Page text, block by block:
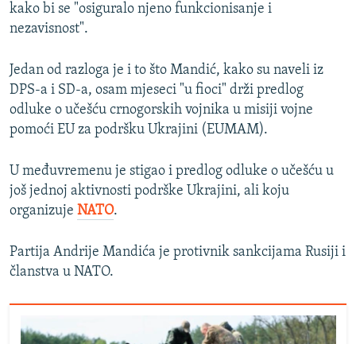
kako bi se "osiguralo njeno funkcionisanje i
nezavisnost".
Jedan od razloga je i to što Mandić, kako su naveli iz
DPS-a i SD-a, osam mjeseci "u fioci" drži predlog
odluke o učešću crnogorskih vojnika u misiji vojne
pomoći EU za podršku Ukrajini (EUMAM).
U međuvremenu je stigao i predlog odluke o učešću u
još jednoj aktivnosti podrške Ukrajini, ali koju
organizuje NATO.
Partija Andrije Mandića je protivnik sankcijama Rusiji i
članstva u NATO.